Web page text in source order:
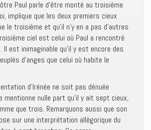
Paul parle d’être monté au troisième
implique que les deux premiers cieux
le troisième et qu’il n’y en a pas d’autres
ciel est celui où Paul a rencontré
Il est inimaginable qu’il y est encore des
d’anges que celui où habite le
d’Irénée ne soit pas dénuée
mentionne nulle part qu’il y ait sept cieux,
que trois. Remarquons aussi que son
sur une interprétation allégorique du